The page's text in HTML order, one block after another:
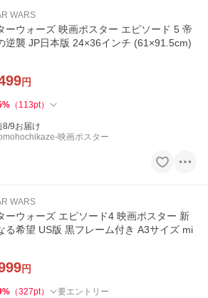
WARS
ーウォーズ 映画ポスター エピソード 5 帝
逆襲 JP日本版 24×36インチ (61×91.5cm)
円
% （ 113pt）
8/9お届け
映画ポスター
WARS
ーウォーズ エピソード4 映画ポスター 新
る希望 US版 黒フレーム付き A3サイズ mi
円
% （327pt） 要エントリー